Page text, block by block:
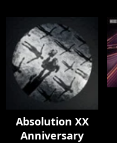
Absolution XX
Anniversary